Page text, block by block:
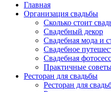
Главная
Организация свадьбы
Сколько стоит
Свадебный декор
Свадебная мода и
Свадебное
Свадебная
Практичные
Ресторан для свадьбы
Ресторан для